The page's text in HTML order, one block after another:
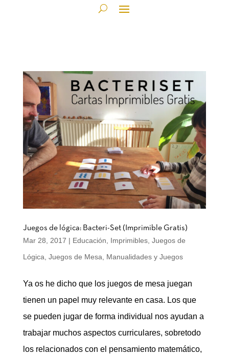
Juegos de lógica: Bacteri-Set (Imprimible Gratis)
Mar 28, 2017 | Educación Imprimibles, Juegos de
Lógica Juegos de Mesa Manualidades y Juegos
Ya os he dicho que los juegos de mesa juegan
tienen un papel muy relevante en casa. Los que
se pueden jugar de forma individual nos ayudan a
trabajar muchos aspectos curriculares, sobretodo
los relacionados con el pensamiento matemático,